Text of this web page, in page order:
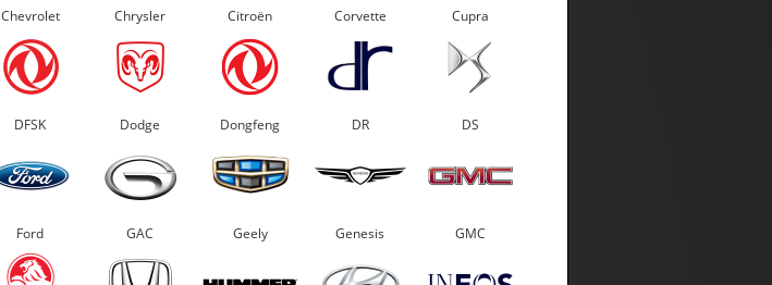
Chevrolet Chrysler Citroën Corvette Cupra
DFSK Dodge Dongfeng DR DS
Ford GAC Geely Genesis GMC